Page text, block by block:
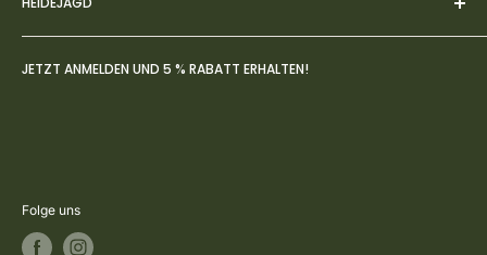
AGBs
Datenschutz
Widerruf
Über uns
FAQs
JETZT ANMELDEN UND 5 % RABATT ERHALTEN!
Folge uns